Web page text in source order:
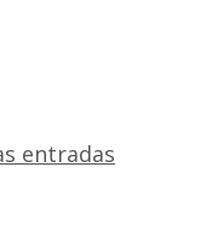
entradas